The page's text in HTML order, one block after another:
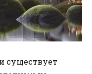
существует